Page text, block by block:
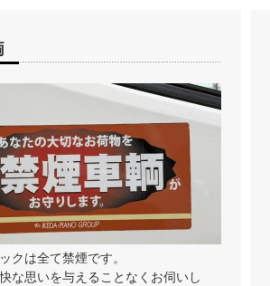
クは全て禁煙です。
な思いを与えることなくお伺いし